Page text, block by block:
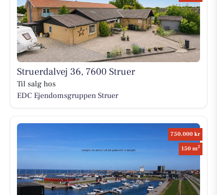
Struerdalvej 36, 7600 Struer
Til salg hos
EDC Ejen­doms­grup­pen Struer
750.000 kr
150 m2